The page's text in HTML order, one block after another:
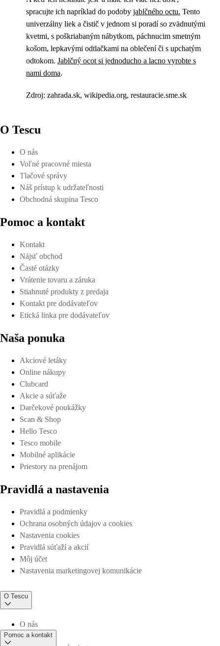
spracujte ich napríklad do podoby jablčného octu. Tento
univerzálny liek a čistič v jednom si poradí so zvädnutými
kvetmi, s poškriabaným nábytkom, páchnucim smetným
košom, lepkavými odtlačkami na oblečení či s upchatým
odtokom. Jablčný ocot si jednoducho a lacno vyrobte s
nami doma.
Zdroj: zahrada.sk, wikipedia.org, restauracie.sme.sk
O Tescu
O nás
Voľné pracovné miesta
Tlačové správy
Náš prístup k udržateľnosti
Obchodná skupina Tesco
Pomoc a kontakt
Kontakt
Nájsť obchod
Časté otázky
Vrátenie tovaru a záruka
Stiahnuté produkty z predaja
Kontakt pre dodávateľov
Etická linka pre dodávateľov
Naša ponuka
Akciové letáky
Online nákupy
Clubcard
Akcie a súťaže
Darčekové poukážky
Scan & Shop
Hello Tesco
Tesco mobile
Mobilné aplikácie
Priestory na prenájom
Pravidlá a nastavenia
Pravidlá a podmienky
Ochrana osobných údajov a cookies
Nastavenia cookies
Pravidlá súťaží a akcií
Môj účet
Nastavenia marketingovej komunikácie
O Tescu
O nás
Pomoc a kontakt